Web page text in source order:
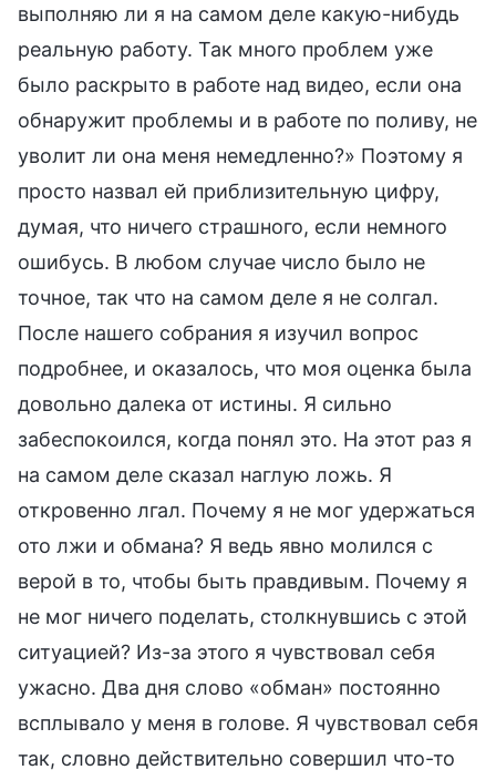
выполняю ли я на самом деле какую-нибудь
реальную работу. Так много проблем уже
было раскрыто в работе над видео, если она
обнаружит проблемы и в работе по поливу, не
уволит ли она меня немедленно?» Поэтому я
просто назвал ей приблизительную цифру,
думая, что ничего страшного, если немного
ошибусь. В любом случае число было не
точное, так что на самом деле я не солгал.
После нашего собрания я изучил вопрос
подробнее, и оказалось, что моя оценка была
довольно далека от истины. Я сильно
забеспокоился, когда понял это. На этот раз я
на самом деле сказал наглую ложь. Я
откровенно лгал. Почему я не мог удержаться
ото лжи и обмана? Я ведь явно молился с
верой в то, чтобы быть правдивым. Почему я
не мог ничего поделать, столкнувшись с этой
ситуацией? Из-за этого я чувствовал себя
ужасно. Два дня слово «обман» постоянно
всплывало у меня в голове. Я чувствовал себя
так, словно действительно совершил что-то